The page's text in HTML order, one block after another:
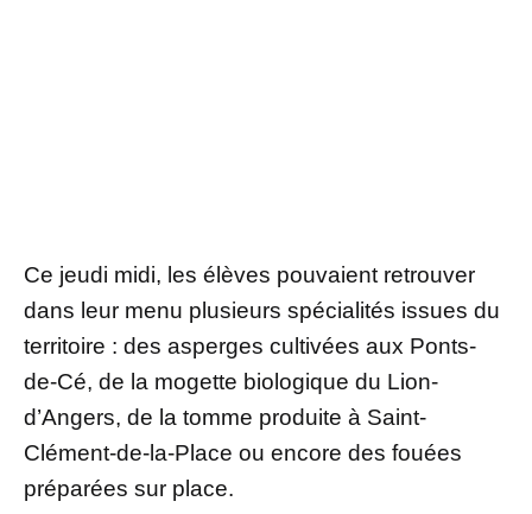
Ce jeudi midi, les élèves pouvaient retrouver
dans leur menu plusieurs spécialités issues du
territoire : des asperges cultivées aux Ponts-
de-Cé, de la mogette biologique du Lion-
d’Angers, de la tomme produite à Saint-
Clément-de-la-Place ou encore des fouées
préparées sur place.